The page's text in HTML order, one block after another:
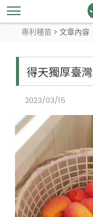
專利種苗 > 文章內容
得天獨厚臺
2023/03/15